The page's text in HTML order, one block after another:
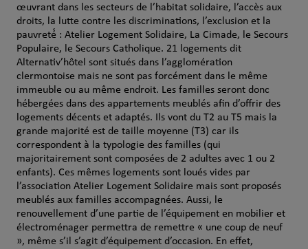
œuvrant dans les secteurs de l’habitat solidaire, l’accès aux
droits, la lutte contre les discriminations, l’exclusion et la
pauvreté́ : Atelier Logement Solidaire, La Cimade, le Secours
Populaire, le Secours Catholique. 21 logements dit
Alternativ’hôtel sont situés dans l’agglomération
clermontoise mais ne sont pas forcément dans le même
immeuble ou au même endroit. Les familles seront donc
hébergées dans des appartements meublés afin d’offrir des
logements décents et adaptés. Ils vont du T2 au T5 mais la
grande majorité est de taille moyenne (T3) car ils
correspondent à la typologie des familles (qui
majoritairement sont composées de 2 adultes avec 1 ou 2
enfants). Ces mêmes logements sont loués vides par
l’association Atelier Logement Solidaire mais sont proposés
meublés aux familles accompagnées. Aussi, le
renouvellement d’une partie de l’équipement en mobilier et
électroménager permettra de remettre « une coup de neuf
», même s’il s’agit d’équipement d’occasion. En effet,